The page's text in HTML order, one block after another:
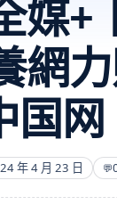
媒+
網
国网
年 4 月 23 日